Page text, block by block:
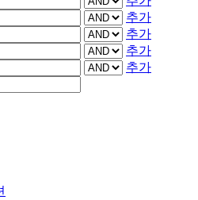
추가
추가
추가
추가